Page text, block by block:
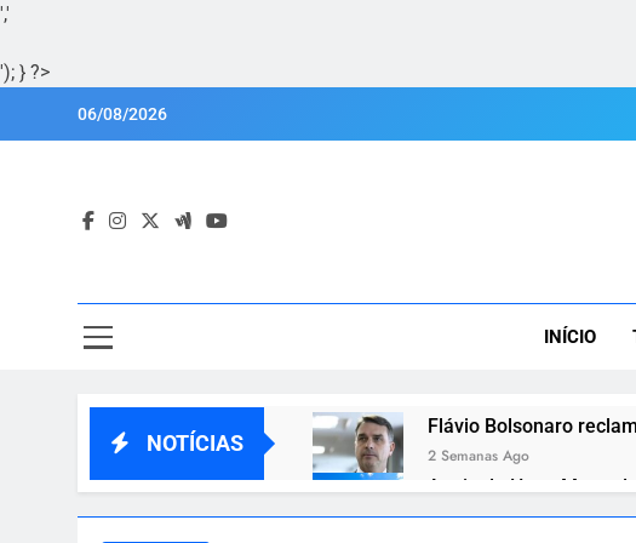
','
'); } ?>
06/08/2026
INÍCIO
NOTÍCIAS
Flávio Bolsonaro
2 Semanas Ago
Apoio de Hugo Motta
2 Semanas Ago